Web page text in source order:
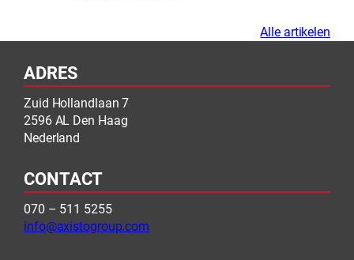
Alle artikelen
ADRES
Zuid Hollandlaan 7
2596 AL Den Haag
Nederland
CONTACT
070 – 511 5255
info@axistogroup.com